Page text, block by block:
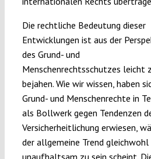
Die rechtliche Bedeutung dieser
Entwicklungen ist aus der
des Grund- und
Menschenrechtsschutzes leicht
bejahen. Wie wir wissen, haben
Grund- und Menschenrechte in
als Bollwerk gegen Tendenzen
Versicherheitlichung erwiesen,
der allgemeine Trend gleichwohl